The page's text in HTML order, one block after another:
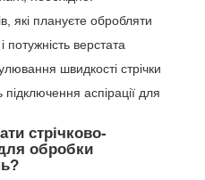
які плануєте обробляти
потужність верстата
швидкості стрічки
аспірації для
стрічково-
обробки